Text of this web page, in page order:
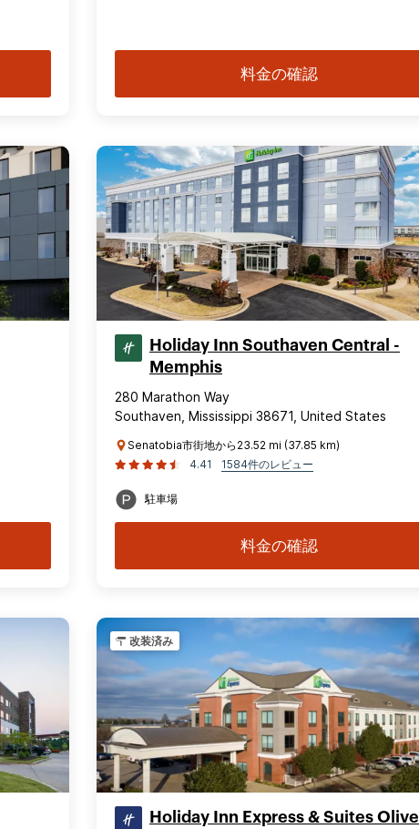
料金の確認
Holiday Inn Southaven Central -
Memphis
280 Marathon Way
Southaven, Mississippi 38671, United States
Senatobia市街地から23.52 mi (37.85 km)
4.41
1584件のレビュー
駐車場
料金の確認
改装済み
Holiday Inn Express & Suites Olive